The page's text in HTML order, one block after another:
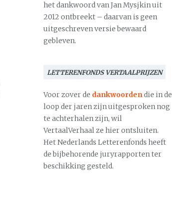
het dankwoord van Jan Mysjkin uit
2012 ontbreekt – daarvan is geen
uitgeschreven versie bewaard
gebleven.
LETTERENFONDS VERTAALPRIJZEN
Voor zover de dankwoordendie in de
loop der jaren zijn uitgesproken nog
te achterhalen zijn, wil
VertaalVerhaal ze hier ontsluiten.
Het Nederlands Letterenfonds heeft
de bijbehorende juryrapporten ter
beschikking gesteld.